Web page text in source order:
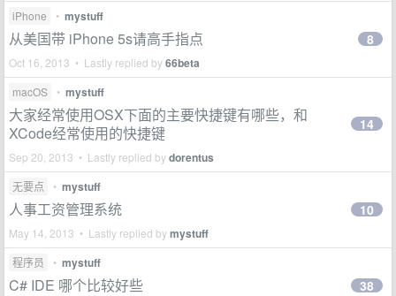
iPhone • mystuff
从美国带 iPhone 5s请高手指点
Oct 16, 2013 • Lastly replied by66beta
8
macOS • mystuff
大家经常使用OSX下面的主要快捷键有哪些，和
XCode经常使用的快捷键
Sep 20, 2013 • Lastly replied bydorentus
14
无要点 • mystuff
人事工资管理系统
May 14, 2013 • Lastly replied bymystuff
10
程序员 • mystuff
C# IDE 哪个比较好些 38